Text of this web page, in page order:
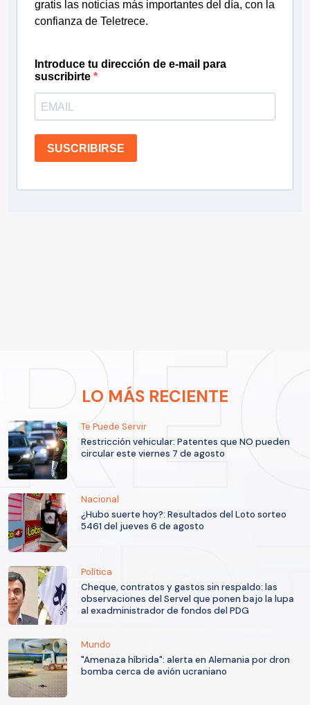
gratis las noticias más importantes del día, con la
confianza de Teletrece.
Introduce tu dirección de e-mail para
suscribirte
SUSCRIBIRSE
LO MÁS RECIENTE
Te Puede Servir
Restricción vehicular: Patentes que NO pueden
circular este viernes 7 de agosto
Nacional
¿Hubo suerte hoy?: Resultados del Loto sorteo
5461 del jueves 6 de agosto
Política
Cheque, contratos y gastos sin respaldo: las
observaciones del Servel que ponen bajo la lupa
al exadministrador de fondos del PDG
Mundo
"Amenaza híbrida": alerta en Alemania por dron
bomba cerca de avión ucraniano